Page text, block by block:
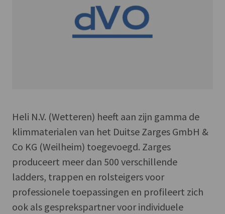
Heli N.V. (Wetteren) heeft aan zijn gamma de
klimmaterialen van het Duitse Zarges GmbH &
Co KG (Weilheim) toegevoegd. Zarges
produceert meer dan 500 verschillende
ladders, trappen en rolsteigers voor
professionele toepassingen en profileert zich
ook als gesprekspartner voor individuele